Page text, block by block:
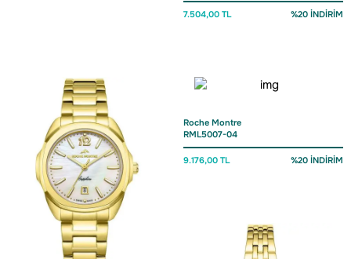
7.504,00 TL %20 İNDİRİM
Roche Montre
RML5007-04
9.176,00 TL %20 İNDİRİM